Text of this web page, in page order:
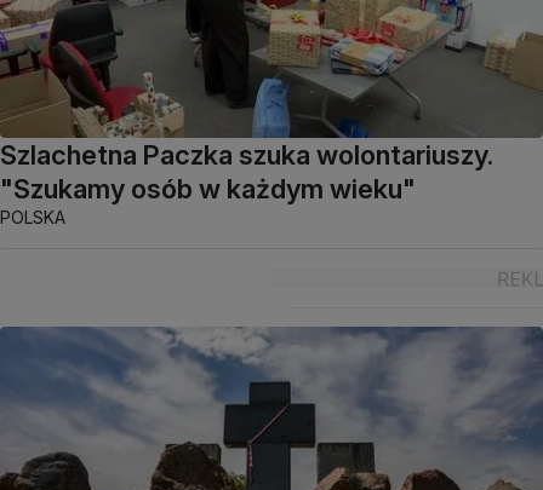
Szlachetna Paczka szuka wolontariuszy.
"Szukamy osób w każdym wieku"
POLSKA